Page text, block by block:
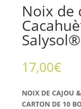
Noix de
17,00€
NOIX DE CAJOU
CARTON DE 10